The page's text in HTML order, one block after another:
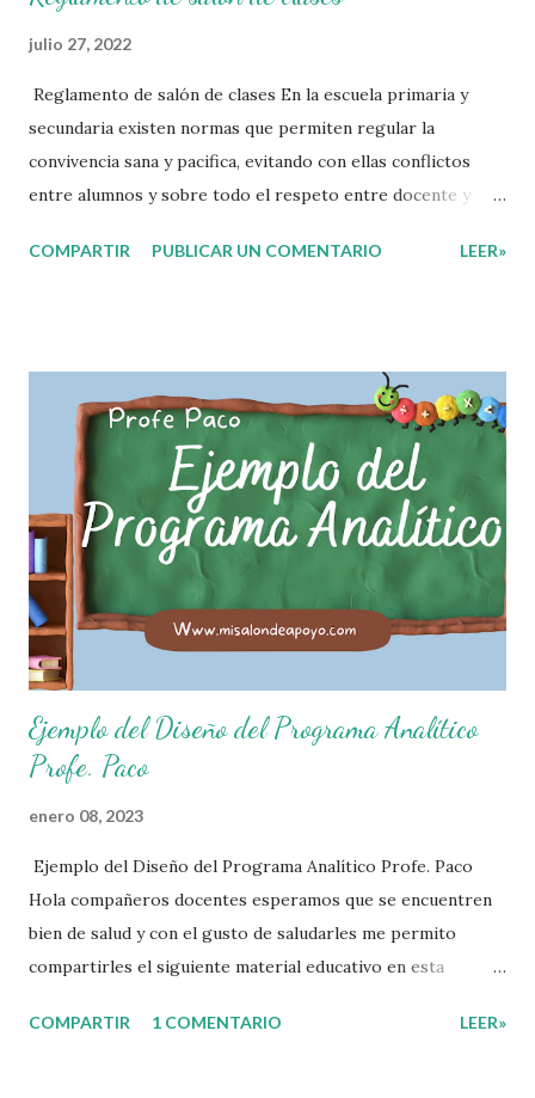
julio 27, 2022
Reglamento de salón de clases En la escuela primaria y
secundaria existen normas que permiten regular la
convivencia sana y pacifica, evitando con ellas conflictos
entre alumnos y sobre todo el respeto entre docente y
normas con responsabilidad en un futuro será un ciudadano
pequeños, entiendan, analizan y practiquen las grandes
responsabilidades que conlleva ser un buen ciudadano. A
continuación les compartimos algunos ejemplos de reglas
de salón de clases: 1. Cumplo con mis tareas y trabajos. 2.
Cuidado mi higiene personal. 3. Levanto la mano para
hablar. 4. Pido permiso para ir al baño 5. Deposito la
basura en su lugar. 6. Cumplo con mis útiles esc...
COMPARTIR PUBLICAR UN COMENTARIO LEER»
Ejemplo del Diseño del Programa Analítico
Profe. Paco
enero 08, 2023
Ejemplo del Diseño del Programa Analítico Profe. Paco
Hola compañeros docentes esperamos que se encuentren
bien de salud y con el gusto de saludarles me permito
compartirles el siguiente material educativo en esta
Esperando que este material sea de gran utilidad para
COMPARTIR 1 COMENTARIO LEER»